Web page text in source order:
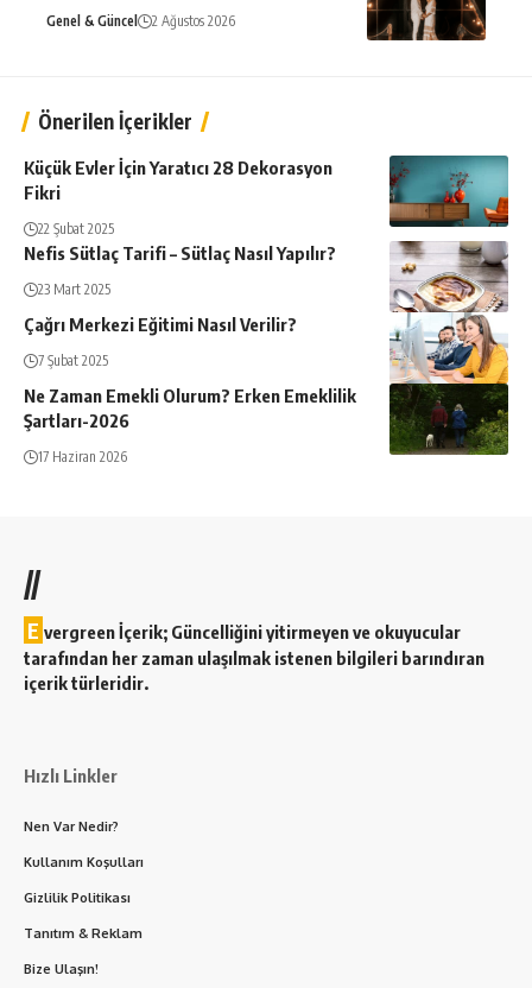
Genel & Güncel 2 Ağustos 2026
Önerilen İçerikler
Küçük Evler İçin Yaratıcı 28 Dekorasyon
Fikri
22 Şubat 2025
Nefis Sütlaç Tarifi – Sütlaç Nasıl Yapılır?
23 Mart 2025
Çağrı Merkezi Eğitimi Nasıl Verilir?
7 Şubat 2025
Ne Zaman Emekli Olurum? Erken Emeklilik
Şartları-2026
17 Haziran 2026
//
E vergreen İçerik; Güncelliğini yitirmeyen ve okuyucular
tarafından her zaman ulaşılmak istenen bilgileri barındıran
içerik türleridir.
Hızlı Linkler
Nen Var Nedir?
Kullanım Koşulları
Gizlilik Politikası
Tanıtım & Reklam
Bize Ulaşın!